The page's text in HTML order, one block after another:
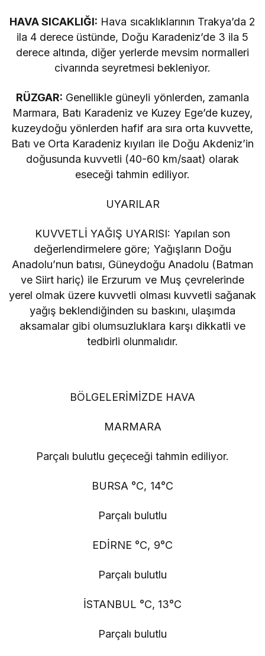
HAVA SICAKLIĞI: Hava sıcaklıklarının Trakya’da 2
ila 4 derece üstünde, Doğu Karadeniz’de 3 ila 5
derece altında, diğer yerlerde mevsim normalleri
civarında seyretmesi bekleniyor.
RÜZGAR: Genellikle güneyli yönlerden, zamanla
Marmara, Batı Karadeniz ve Kuzey Ege’de kuzey,
kuzeydoğu yönlerden hafif ara sıra orta kuvvette,
Batı ve Orta Karadeniz kıyıları ile Doğu Akdeniz’in
doğusunda kuvvetli (40-60 km/saat) olarak
eseceği tahmin ediliyor.
UYARILAR
KUVVETLİ YAĞIŞ UYARISI: Yapılan son
değerlendirmelere göre; Yağışların Doğu
Anadolu’nun batısı, Güneydoğu Anadolu (Batman
ve Siirt hariç) ile Erzurum ve Muş çevrelerinde
yerel olmak üzere kuvvetli olması kuvvetli sağanak
yağış beklendiğinden su baskını, ulaşımda
aksamalar gibi olumsuzluklara karşı dikkatli ve
tedbirli olunmalıdır.
BÖLGELERİMİZDE HAVA
MARMARA
Parçalı bulutlu geçeceği tahmin ediliyor.
BURSA °C, 14°C
Parçalı bulutlu
EDİRNE °C, 9°C
Parçalı bulutlu
İSTANBUL °C, 13°C
Parçalı bulutlu